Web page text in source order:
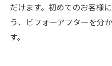
だけます。初めてのお客様
う、ビフォーアフターを分
す。